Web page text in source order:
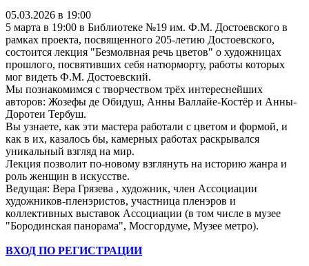
05.03.2026 в 19:00
5 марта в 19:00 в Библиотеке №19 им. Ф.М. Достоевского в
рамках проекта, посвященного 205-летию Достоевского,
состоится лекция "Безмолвная речь цветов" о художницах
прошлого, посвятивших себя натюрморту, работы которых
мог видеть Ф.М. Достоевский.
Мы познакомимся с творчеством трёх интереснейших
авторов: Жозефы де Обидуш, Анны Валлайе-Костёр и Анны-
Доротеи Тербуш.
Вы узнаете, как эти мастера работали с цветом и формой, и
как в их, казалось бы, камерных работах раскрывался
уникальный взгляд на мир.
Лекция позволит по-новому взглянуть на историю жанра и
роль женщин в искусстве.
Ведущая: Вера Грязева , художник, член Ассоциации
художников-пленэристов, участница пленэров и
коллективных выставок Ассоциации (в том числе в музее
"Бородинская панорама", Мосгордуме, Музее метро).
ВХОД ПО РЕГИСТРАЦИИ